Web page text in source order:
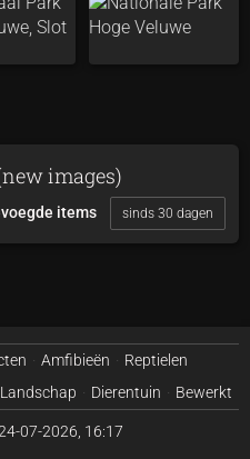
images)
items sinds 30 dagen
Amfibieën
Reptielen
Landschap Dierentuin Bewerkt
07-2026, 16:17